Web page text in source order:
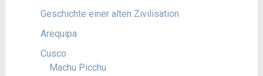
Geschichte einer alten Zivilisation
Arequipa
Cusco
Machu Picchu